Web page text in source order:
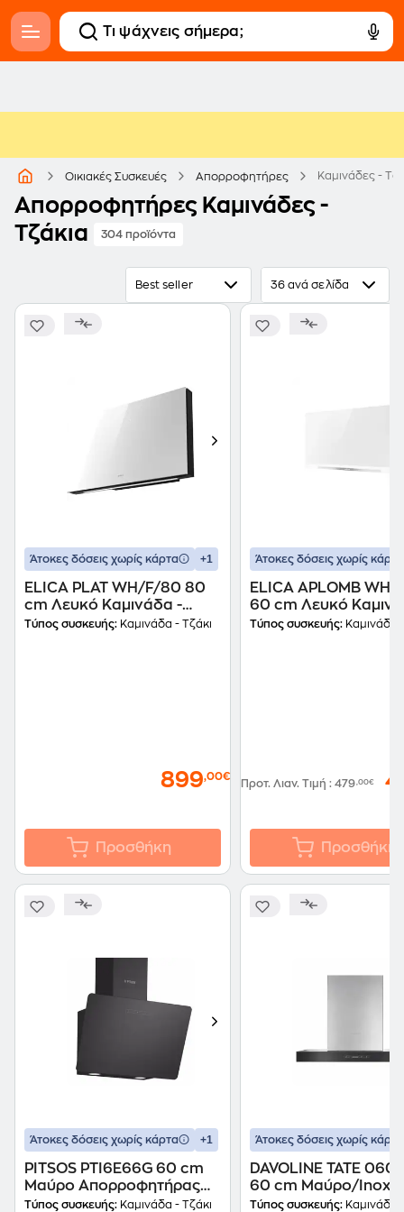
Οικιακές Συσκευές Απορροφητήρες Καμινάδες -
Απορροφητήρες Καμινάδες -
Τζάκια
304 προϊόντα
Best seller 36 ανά σελίδα
Άτοκες δόσεις χωρίς κάρτα +1
ELICA PLAT WH/F/80 80
cm Λευκό Καμινάδα -
Τζάκι Απορροφητήρας
Τύπος συσκευής: Καμινάδα - Τζάκι
899,00€
Προσθήκη
Άτοκες δόσεις χωρίς κάρτα
ELICA APLOMB
60 cm Λευκό
Τζάκι
Τύπος συσκευής: Καμινάδα
Προτ. Λιαν. Τιμή : 479,00€
Προσθήκη
Άτοκες δόσεις χωρίς κάρτα +1
PITSOS PTI6E66G 60 cm
Μαύρο Απορροφητήρας
Καμινάδα Τζάκι
Τύπος συσκευής: Καμινάδα - Τζάκι
Άτοκες δόσεις χωρίς κάρτα
DAVOLINE TATE 060
60 cm Μαύρο/Inox
Απορροφητήρας
Τύπος συσκευής: Καμινάδα